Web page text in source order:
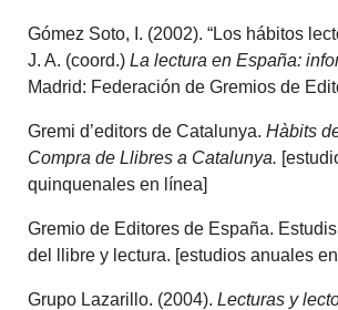
Gómez Soto, I. (2002). “Los hábitos
J. A. (coord.)La lectura en España:
Madrid: Federación de Gremios de
Gremi d’editors de Catalunya.Hàbits
Compra de Llibres a Catalunya.
quinquenales en línea]
Gremio de Editores de España.
del llibre y lectura. [estudios anuales
Grupo Lazarillo. (2004).Lecturas y